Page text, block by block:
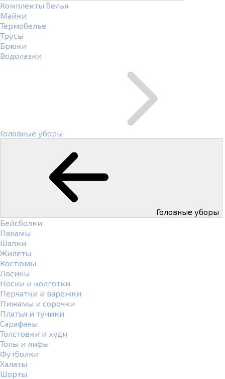
Комплекты белья
Майки
Термобелье
Трусы
Брюки
Водолазки
Головные уборы
Головные уборы
Бейсболки
Панамы
Шапки
Жилеты
Костюмы
Лосины
Носки и колготки
Перчатки и варежки
Пижамы и сорочки
Платья и туники
Сарафаны
Толстовки и худи
Топы и лифы
Футболки
Халаты
Шорты